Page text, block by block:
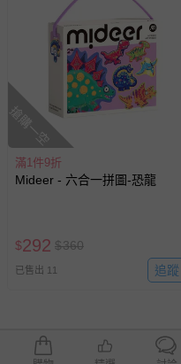
搶購一空
滿1件9折
Mideer - 六合一拼圖-恐龍
$292 $360
已售出 11 追蹤